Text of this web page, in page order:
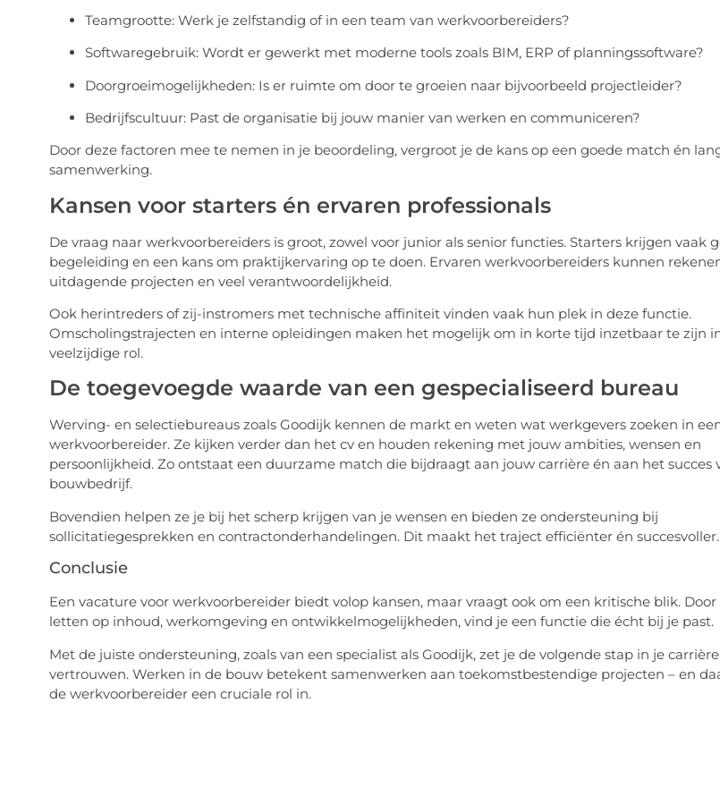
Teamgrootte: Werk je zelfstandig of in een team van werkvoorbereiders?
Softwaregebruik: Wordt er gewerkt met moderne tools zoals BIM, ERP of planningssoftware?
Doorgroeimogelijkheden: Is er ruimte om door te groeien naar bijvoorbeeld projectleider?
Bedrijfscultuur: Past de organisatie bij jouw manier van werken en communiceren?
Door deze factoren mee te nemen in je beoordeling, vergroot je de kans op een goede match én
samenwerking.
Kansen voor starters én ervaren professionals
De vraag naar werkvoorbereiders is groot, zowel voor junior als senior functies. Starters krijgen vaak
begeleiding en een kans om praktijkervaring op te doen. Ervaren werkvoorbereiders kunnen
uitdagende projecten en veel verantwoordelijkheid.
Ook herintreders of zij-instromers met technische affiniteit vinden vaak hun plek in deze functie.
Omscholingstrajecten en interne opleidingen maken het mogelijk om in korte tijd inzetbaar te zijn
veelzijdige rol.
De toegevoegde waarde van een gespecialiseerd bureau
Werving- en selectiebureaus zoals Goodijk kennen de markt en weten wat werkgevers zoeken in
werkvoorbereider. Ze kijken verder dan het cv en houden rekening met jouw ambities, wensen en
persoonlijkheid. Zo ontstaat een duurzame match die bijdraagt aan jouw carrière én aan het succes
bouwbedrijf.
Bovendien helpen ze je bij het scherp krijgen van je wensen en bieden ze ondersteuning bij
sollicitatiegesprekken en contractonderhandelingen. Dit maakt het traject efficiënter én succesvoller.
Conclusie
Een vacature voor werkvoorbereider biedt volop kansen, maar vraagt ook om een kritische blik.
letten op inhoud, werkomgeving en ontwikkelmogelijkheden, vind je een functie die écht bij je past.
Met de juiste ondersteuning, zoals van een specialist als Goodijk, zet je de volgende stap in je
vertrouwen. Werken in de bouw betekent samenwerken aan toekomstbestendige projecten – en
de werkvoorbereider een cruciale rol in.